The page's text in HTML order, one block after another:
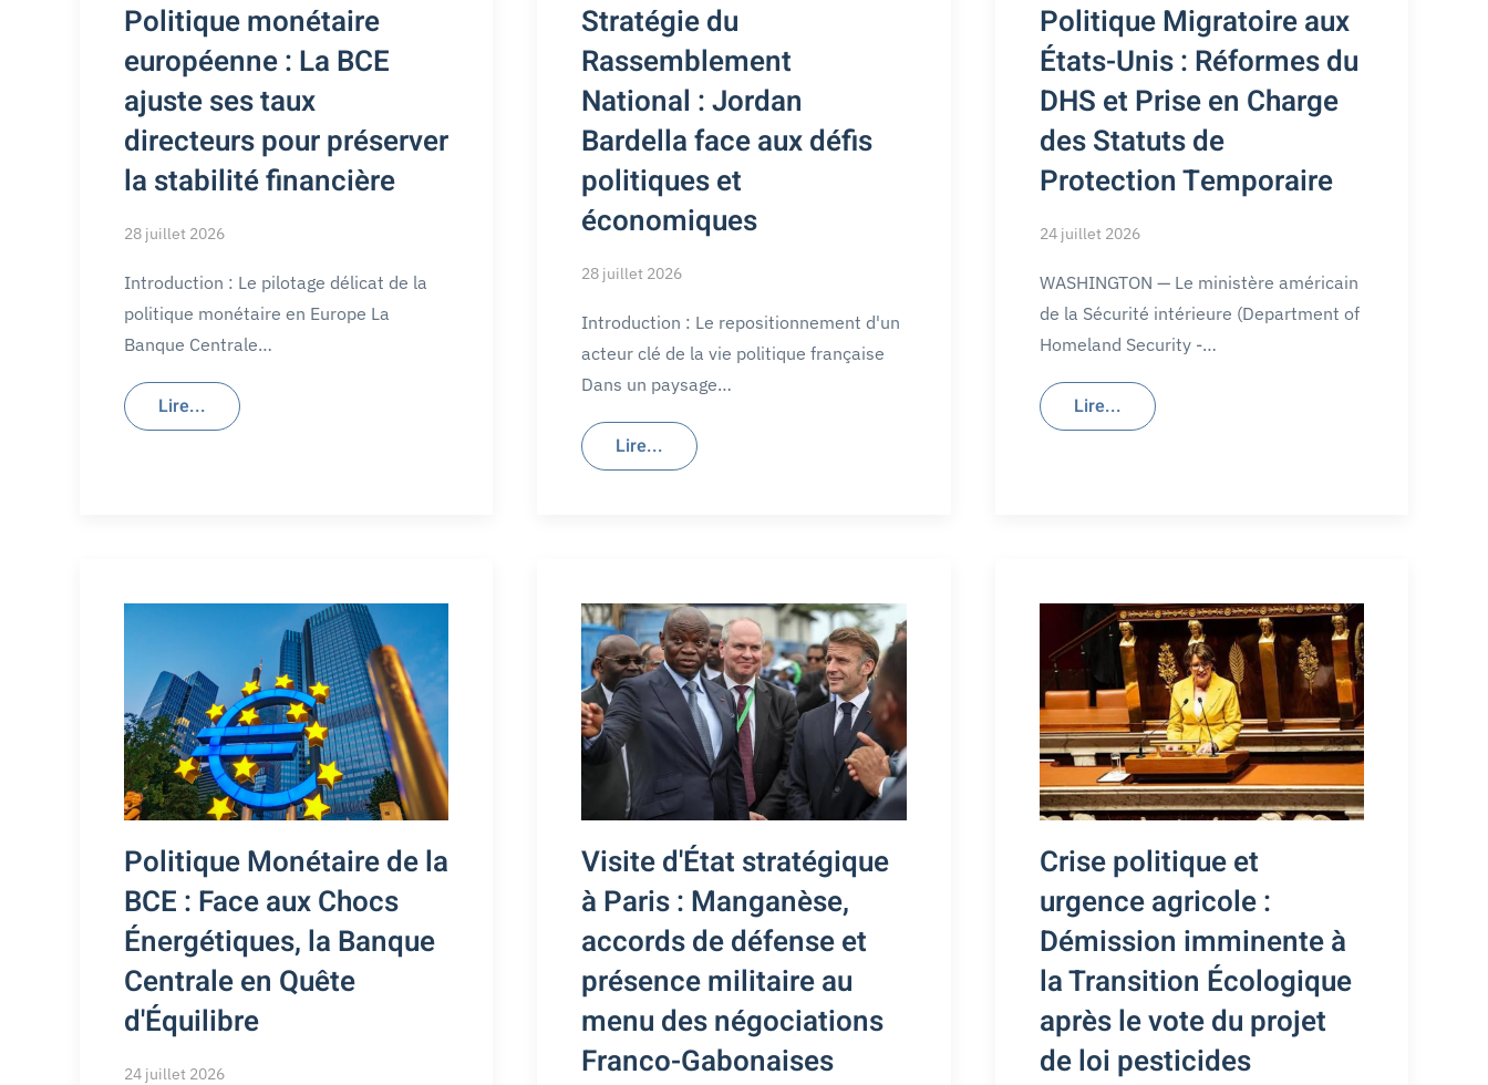
Politique monétaire
européenne : La BCE
ajuste ses taux
directeurs pour préserver
la stabilité financière
28 juillet 2026
Introduction : Le pilotage délicat de la
politique monétaire en Europe La
Banque Centrale…
Lire...
Stratégie du
Rassemblement
National : Jordan
Bardella face aux défis
politiques et
économiques
28 juillet 2026
Introduction : Le repositionnement d'un
acteur clé de la vie politique française
Dans un paysage…
Lire...
Politique Migratoire aux
États-Unis : Réformes du
DHS et Prise en Charge
des Statuts de
Protection Temporaire
24 juillet 2026
WASHINGTON — Le ministère américain
de la Sécurité intérieure (Department of
Homeland Security -…
Lire...
Politique Monétaire de la
BCE : Face aux Chocs
Énergétiques, la Banque
Centrale en Quête
d'Équilibre
24 juillet 2026
Visite d'État stratégique
à Paris : Manganèse,
accords de défense et
présence militaire au
menu des négociations
Franco-Gabonaises
Crise politique et
urgence agricole :
Démission imminente à
la Transition Écologique
après le vote du projet
de loi pesticides